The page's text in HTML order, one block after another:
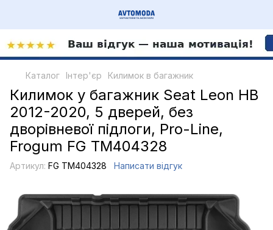
Каталог Інтер'єр Килимок в багажник
Килимок у багажник Seat Leon HB
2012-2020, 5 дверей, без
дворівневої підлоги, Pro-Line,
Frogum FG TM404328
Артикул: FG TM404328 Написати відгук